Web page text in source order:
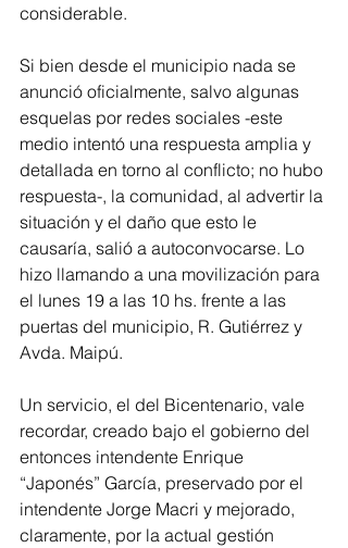
considerable.
Si bien desde el municipio nada se
anunció oficialmente, salvo algunas
esquelas por redes sociales -este
medio intentó una respuesta amplia y
detallada en torno al conflicto; no hubo
respuesta-, la comunidad, al advertir la
situación y el daño que esto le
causaría, salió a autoconvocarse. Lo
hizo llamando a una movilización para
el lunes 19 a las 10 hs. frente a las
puertas del municipio, R. Gutiérrez y
Avda. Maipú.
Un servicio, el del Bicentenario, vale
recordar, creado bajo el gobierno del
entonces intendente Enrique
“Japonés” García, preservado por el
intendente Jorge Macri y mejorado,
claramente, por la actual gestión